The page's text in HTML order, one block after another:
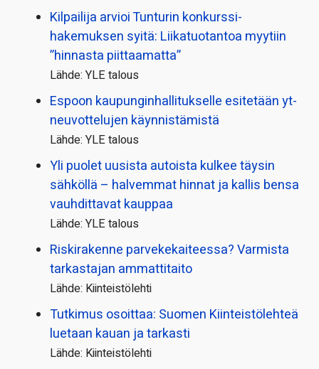
Kilpailija arvioi Tunturin konkurssi­
hakemuksen syitä: Liikatuotantoa myytiin
”hinnasta piittaamatta”
Lähde: YLE talous
Espoon kaupungin­hallitukselle esitetään yt-
neuvottelujen käynnistämistä
Lähde: YLE talous
Yli puolet uusista autoista kulkee täysin
sähköllä – halvemmat hinnat ja kallis bensa
vauhdittavat kauppaa
Lähde: YLE talous
Riskirakenne parvekekaiteessa? Varmista
tarkastajan ammattitaito
Lähde: Kiinteistölehti
Tutkimus osoittaa: Suomen Kiinteistölehteä
luetaan kauan ja tarkasti
Lähde: Kiinteistölehti